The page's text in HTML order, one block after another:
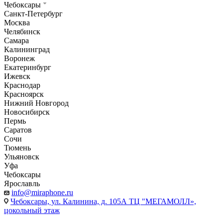
Чебоксары
Санкт-Петербург
Москва
Челябинск
Самара
Калининград
Воронеж
Екатеринбург
Ижевск
Краснодар
Красноярск
Нижний Новгород
Новосибирск
Пермь
Саратов
Сочи
Тюмень
Ульяновск
Уфа
Чебоксары
Ярославль
info@miraphone.ru
Чебоксары, ул. Калинина, д. 105А ТЦ "МЕГАМОЛЛ»,
цокольный этаж